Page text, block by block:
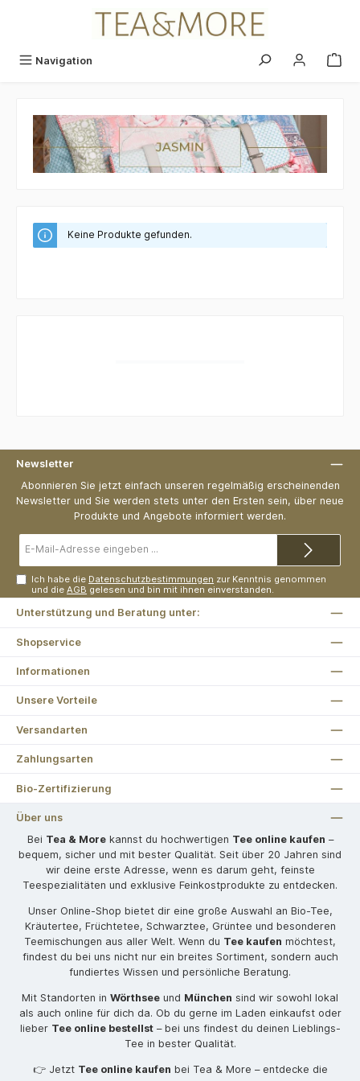
Navigation
Keine Produkte gefunden.
Newsletter
Abonnieren Sie jetzt einfach unseren regelmäßig erscheinenden
Newsletter und Sie werden stets unter den Ersten sein, über neue
Produkte und Angebote informiert werden.
Mail-
Ich habe die Datenschutzbestimmungen zur Kenntnis genommen
und dieAGB gelesen und bin mit ihnen einverstanden.
Unterstützung und Beratung unter:
Shopservice
Informationen
Unsere Vorteile
Versandarten
Zahlungsarten
Bio-Zertifizierung
Über uns
Bei Tea & Morekannst du hochwertigen Tee online kaufen –
bequem, sicher und mit bester Qualität. Seit über 20 Jahren sind
wir deine erste Adresse, wenn es darum geht, feinste
Teespezialitäten und exklusive Feinkostprodukte zu entdecken.
Unser Online-Shop bietet dir eine große Auswahl an Bio-Tee,
Kräutertee, Früchtetee, Schwarztee, Grüntee und besonderen
Teemischungen aus aller Welt. Wenn du Tee kaufen möchtest,
findest du bei uns nicht nur ein breites Sortiment, sondern auch
fundiertes Wissen und persönliche Beratung.
Mit Standorten in Wörthsee und München sind wir sowohl lokal
als auch online für dich da. Ob du gerne im Laden einkaufst oder
lieber Tee online bestellst– bei uns findest du deinen Lieblings-
Tee in bester Qualität.
👉 Jetzt Tee online kaufen bei Tea & More – entdecke die